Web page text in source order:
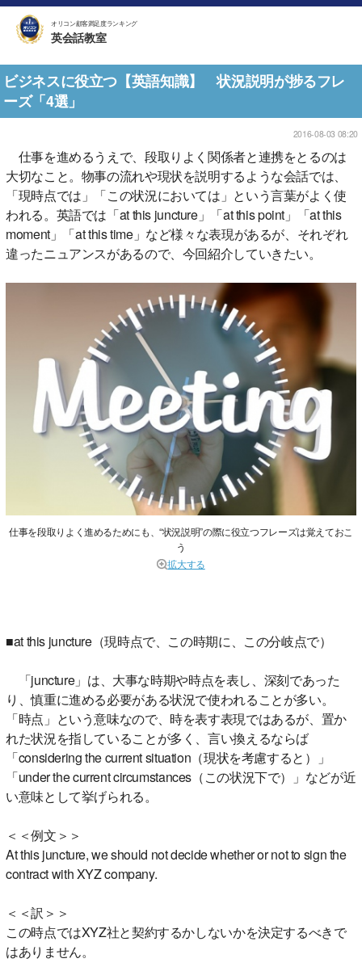
オリコン顧客満足度ランキング
英会話教室
ビジネスに役立つ【英語知識】 状況説明が捗るフレ
ーズ「4選」
2016-08-03 08:20
仕事を進めるうえで、段取りよく関係者と連携をとるのは
大切なこと。物事の流れや現状を説明するような会話では、
「現時点では」「この状況においては」という言葉がよく使
われる。英語では「at this juncture」「at this point」「at this
moment」「at this time」など様々な表現があるが、それぞれ
違ったニュアンスがあるので、今回紹介していきたい。
仕事を段取りよく進めるためにも、“状況説明”の際に役立つフレーズは覚えておこ
う
拡大する
■at this juncture（現時点で、この時期に、この分岐点で）
「juncture」は、大事な時期や時点を表し、深刻であった
り、慎重に進める必要がある状況で使われることが多い。
「時点」という意味なので、時を表す表現ではあるが、置か
れた状況を指していることが多く、言い換えるならば
「considering the current situation（現状を考慮すると）」
「under the current circumstances（この状況下で）」などが近
い意味として挙げられる。
＜＜例文＞＞
At this juncture, we should not decide whether or not to sign the
contract with XYZ company.
＜＜訳＞＞
この時点ではXYZ社と契約するかしないかを決定するべきで
はありません。